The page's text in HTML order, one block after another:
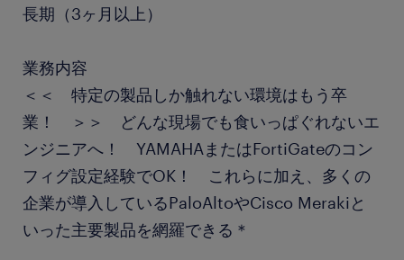
長期（3ヶ月以上）
業務内容
＜＜ 特定の製品しか触れない環境はもう卒
業！ ＞＞ どんな現場でも食いっぱぐれないエ
ンジニアへ！ YAMAHAまたはFortiGateのコン
フィグ設定経験でOK！ これらに加え、多くの
企業が導入しているPaloAltoやCisco Merakiと
いった主要製品を網羅できる＊